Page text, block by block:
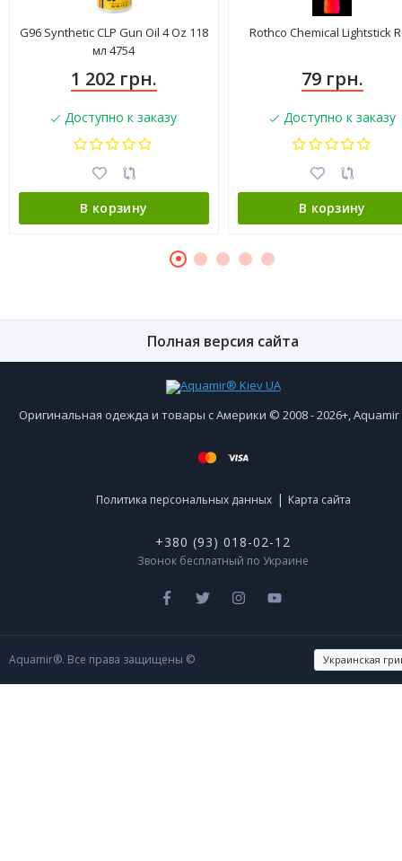
G96 Synthetic CLP Gun Oil 4 Oz 118
мл 4754
1 202 грн.
Доступно к заказу
В корзину
Rothco Chemical Lightstick
79 грн.
Доступно к заказу
В корзину
Полная версия сайта
Оригинальная одежда и товары с Америки © 2008 - 2026+,
Политика персональных данных | Карта сайта
+380 (93) 018-02-12
Звонок бесплатный по Украине
Aquamir®. Все права защищены ©